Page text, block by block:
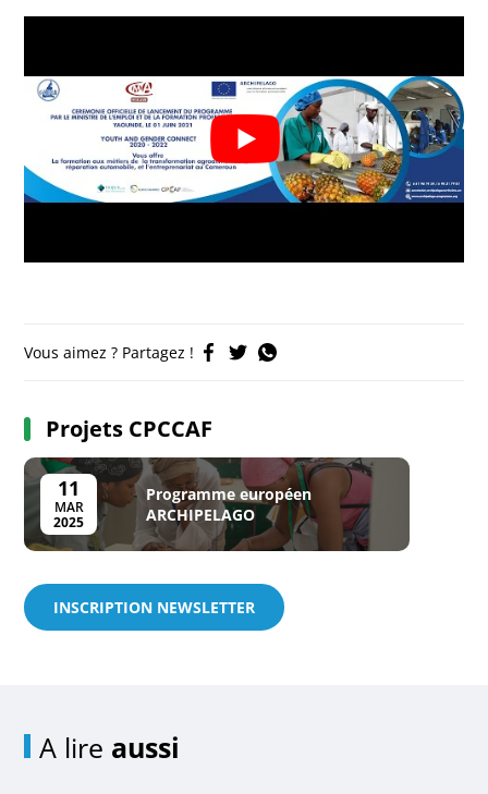
Vous aimez ? Partagez !
Projets CPCCAF
11
MAR
2025
Programme européen
ARCHIPELAGO
INSCRIPTION NEWSLETTER
A lire aussi